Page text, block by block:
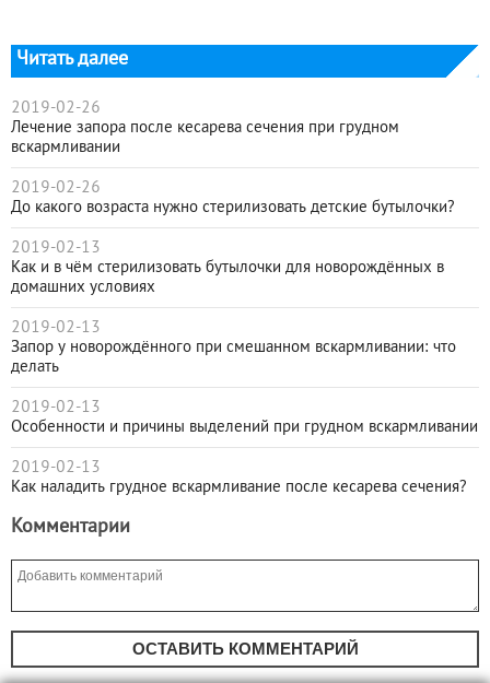
Читать далее
2019-02-26
Лечение запора после кесарева сечения при грудном
вскармливании
2019-02-26
До какого возраста нужно стерилизовать детские бутылочки?
2019-02-13
Как и в чём стерилизовать бутылочки для новорождённых в
домашних условиях
2019-02-13
Запор у новорождённого при смешанном вскармливании: что
делать
2019-02-13
Особенности и причины выделений при грудном вскармливании
2019-02-13
Как наладить грудное вскармливание после кесарева сечения?
Комментарии
ОСТАВИТЬ КОММЕНТАРИЙ